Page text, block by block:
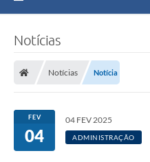
Notícias
Notícias Notícia
FEV
04
04 FEV 2025
ADMINISTRAÇÃO